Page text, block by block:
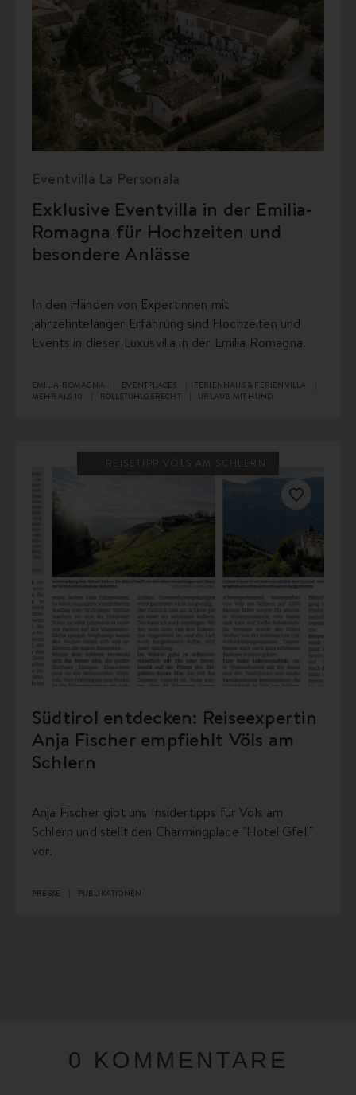
Eventvilla La Personala
Exklusive Eventvilla in der Emilia-
Romagna für Hochzeiten und
besondere Anlässe
In den Händen von Expertinnen mit
jahrzehntelanger Erfahrung sind Hochzeiten und
Events in dieser Luxusvilla in der Emilia Romagna.
EMILIA-ROMAGNA EVENTPLACES
FERIENHAUS & FERIENVILLA
MEHR ALS 10
ROLLSTUHLGERECHT URLAUB MIT HUND
REISETIPP VÖLS AM SCHLERN
Südtirol entdecken: Reiseexpertin
Anja Fischer empfiehlt Völs am
Schlern
Anja Fischer gibt uns Insidertipps für Völs am
Schlern und stellt den Charmingplace "Hotel Gfell"
vor.
PRESSE PUBLIKATIONEN
0 KOMMENTARE